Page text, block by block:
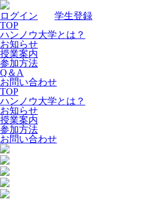
ログイン
学生登録
TOP
ハンノウ大学とは？
お知らせ
授業案内
参加方法
Q＆A
お問い合わせ
TOP
ハンノウ大学とは？
お知らせ
授業案内
参加方法
お問い合わせ